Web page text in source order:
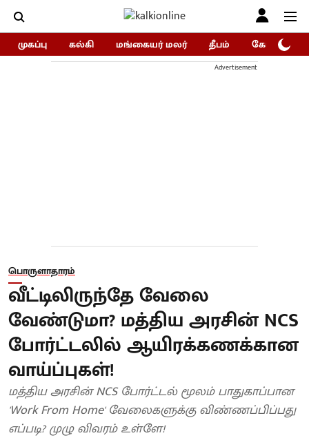
முகப்பு கல்கி மங்கையர் மலர் தீபம் கோகுலம்/
Advertisement
பொருளாதாரம்
வீட்டிலிருந்தே வேலை
வேண்டுமா? மத்திய அரசின் NCS
போர்ட்டலில் ஆயிரக்கணக்கான
வாய்ப்புகள்!
மத்திய அரசின் NCS போர்ட்டல் மூலம் பாதுகாப்பான
'Work From Home' வேலைகளுக்கு விண்ணப்பிப்பது
எப்படி? முழு விவரம் உள்ளே!